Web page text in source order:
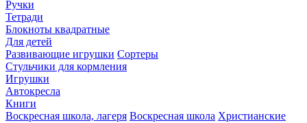
Ручки
Тетради
Блокноты квадратные
Для детей
Развивающие игрушки Сортеры
Стульчики для кормления
Игрушки
Автокресла
Книги
Воскресная школа, лагеря Воскресная школа Христианские